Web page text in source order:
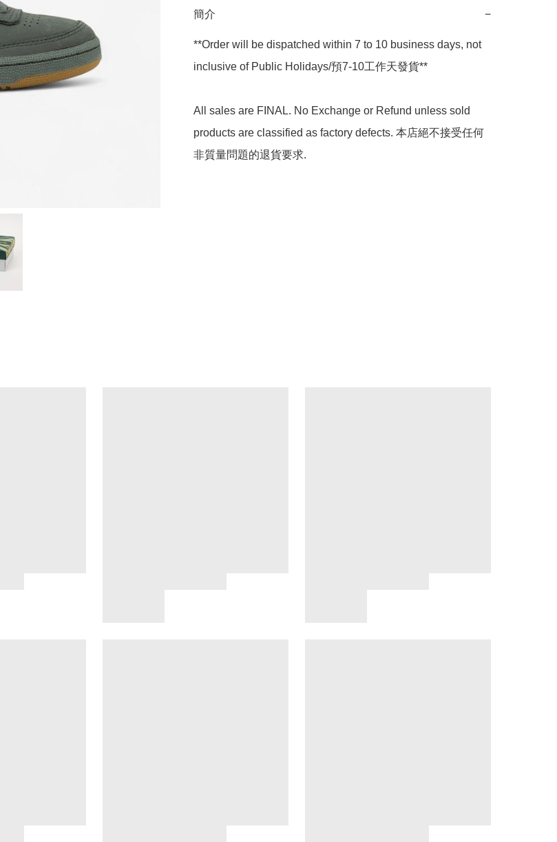
簡介 −
**Order will be dispatched within 7 to 10 business days, not
inclusive of Public Holidays/預7-10工作天發貨**
All sales are FINAL. No Exchange or Refund unless sold
products are classified as factory defects. 本店絕不接受任何